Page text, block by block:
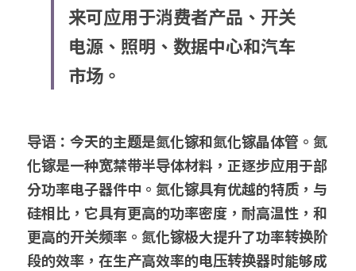
来可应用于消费者产品、开关
电源、照明、数据中心和汽车
市场。
导语：今天的主题是氮化镓和氮化镓晶体管。氮
化镓是一种宽禁带半导体材料，正逐步应用于部
分功率电子器件中。氮化镓具有优越的特质，与
硅相比，它具有更高的功率密度，耐高温性，和
更高的开关频率。氮化镓极大提升了功率转换阶
段的效率，在生产高效率的电压转换器时能够成